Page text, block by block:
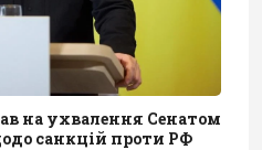
на ухвалення Сенатом
санкцій проти РФ